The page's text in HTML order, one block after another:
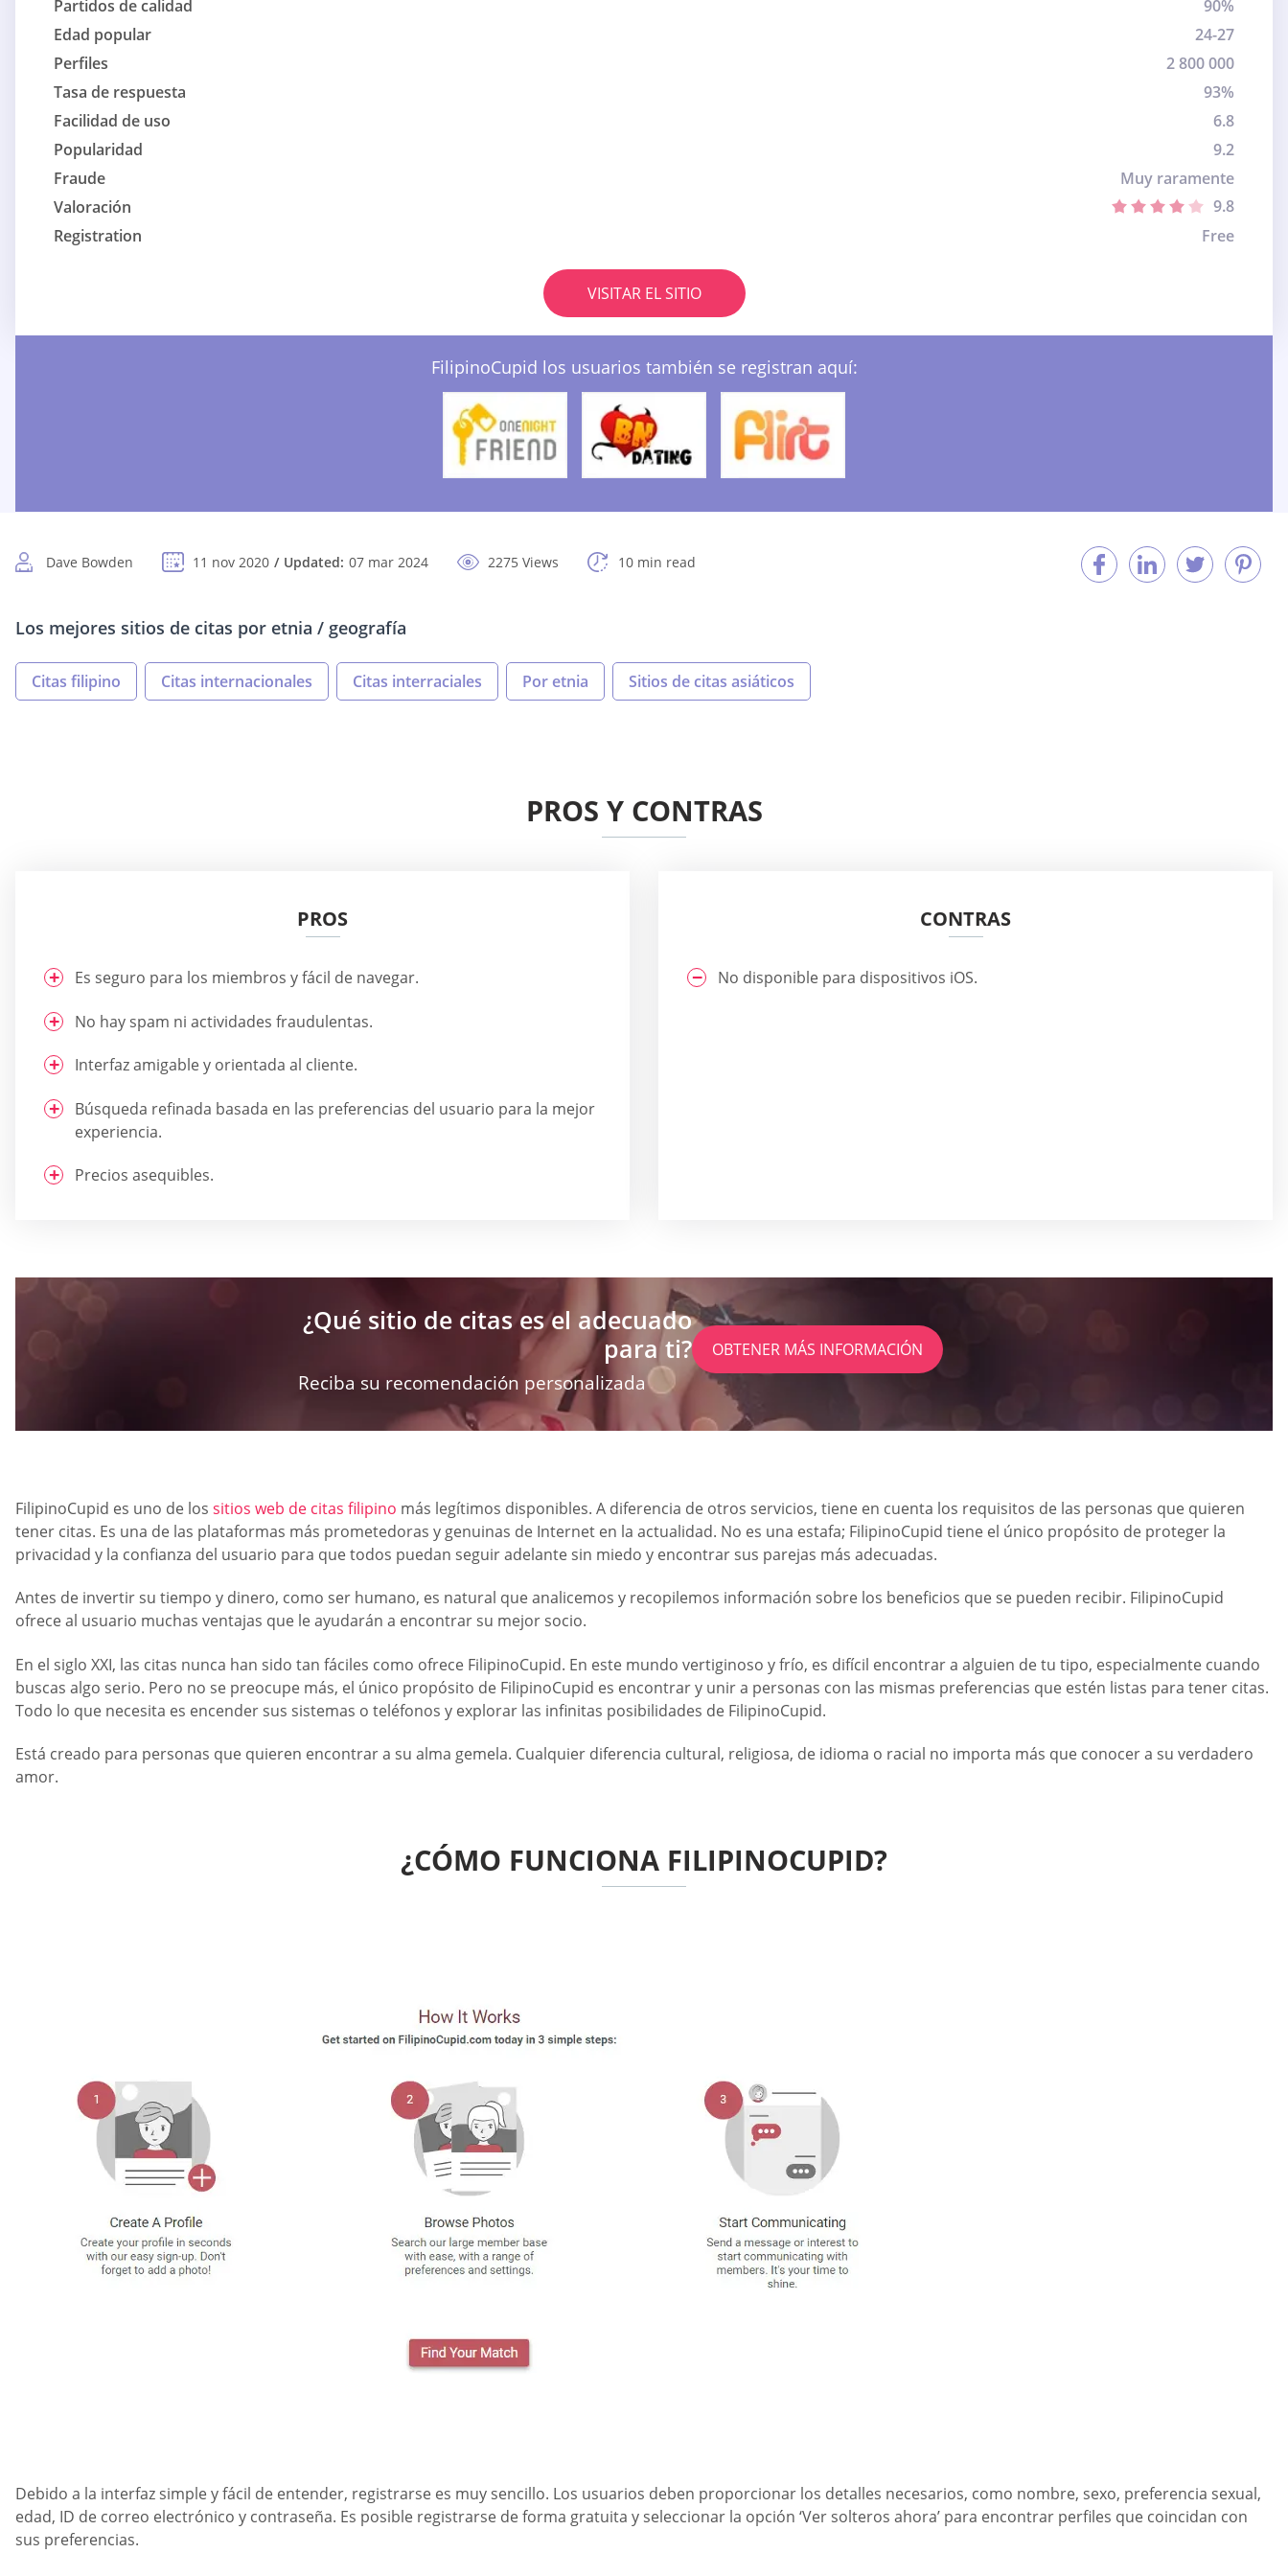
Partidos de calidad
90%
Edad popular
24-27
Perfiles
2 800 000
Tasa de respuesta
93%
Facilidad de uso
6.8
Popularidad
9.2
Fraude
Muy raramente
Valoración
9.8
Registration
Free
VISITAR EL SITIO
FilipinoCupid los usuarios también se registran aquí:
Dave Bowden 11 nov 2020 Updated: 07 mar 2024 2275 Views 10 min read
Los mejores sitios de citas por etnia / geografía
Citas filipino Citas internacionales Citas interraciales Por etnia Sitios de citas asiáticos
PROS Y CONTRAS
PROS
Es seguro para los miembros y fácil de navegar.
No hay spam ni actividades fraudulentas.
Interfaz amigable y orientada al cliente.
Búsqueda refinada basada en las preferencias del usuario para la mejor
experiencia.
Precios asequibles.
CONTRAS
No disponible para dispositivos iOS.
¿Qué sitio de citas es el adecuado
para ti?
Reciba su recomendación personalizada
OBTENER MÁS INFORMACIÓN
FilipinoCupid es uno de los sitios web de citas filipino más legítimos disponibles. A diferencia de otros servicios, tiene en cuenta los requisitos de las personas que quieren
tener citas. Es una de las plataformas más prometedoras y genuinas de Internet en la actualidad. No es una estafa; FilipinoCupid tiene el único propósito de proteger la
privacidad y la confianza del usuario para que todos puedan seguir adelante sin miedo y encontrar sus parejas más adecuadas.
Antes de invertir su tiempo y dinero, como ser humano, es natural que analicemos y recopilemos información sobre los beneficios que se pueden recibir. FilipinoCupid
ofrece al usuario muchas ventajas que le ayudarán a encontrar su mejor socio.
En el siglo XXI, las citas nunca han sido tan fáciles como ofrece FilipinoCupid. En este mundo vertiginoso y frío, es difícil encontrar a alguien de tu tipo, especialmente cuando
buscas algo serio. Pero no se preocupe más, el único propósito de FilipinoCupid es encontrar y unir a personas con las mismas preferencias que estén listas para tener citas.
Todo lo que necesita es encender sus sistemas o teléfonos y explorar las infinitas posibilidades de FilipinoCupid.
Está creado para personas que quieren encontrar a su alma gemela. Cualquier diferencia cultural, religiosa, de idioma o racial no importa más que conocer a su verdadero
amor.
¿CÓMO FUNCIONA FILIPINOCUPID?
Debido a la interfaz simple y fácil de entender, registrarse es muy sencillo. Los usuarios deben proporcionar los detalles necesarios, como nombre, sexo, preferencia sexual,
edad, ID de correo electrónico y contraseña. Es posible registrarse de forma gratuita y seleccionar la opción ‘Ver solteros ahora’ para encontrar perfiles que coincidan con
sus preferencias.